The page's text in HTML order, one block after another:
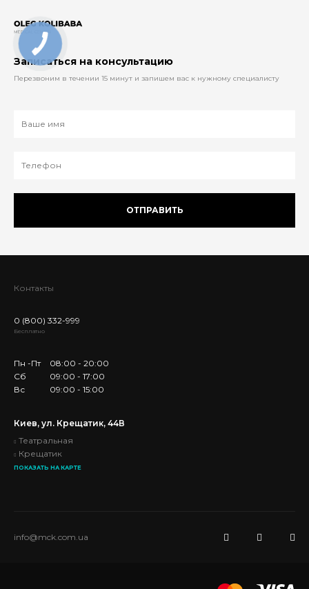
Записаться на консультацию
Перезвоним в течении 15 минут и запишем вас к нужному специалисту
ОТПРАВИТЬ
Контакты
0 (800) 332-999
Бесплатно
Пн -Пт
08:00 - 20:00
Сб
09:00 - 17:00
Вс
09:00 - 15:00
Киев, ул. Крещатик, 44В
Театральная
Крещатик
ПОКАЗАТЬ НА КАРТЕ
info@mck.com.ua